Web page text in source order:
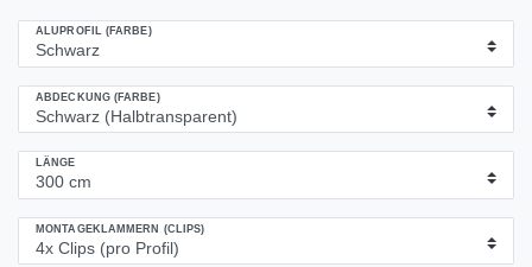
ALUPROFIL (FARBE)
ABDECKUNG (FARBE)
LÄNGE
MONTAGEKLAMMERN (CLIPS)